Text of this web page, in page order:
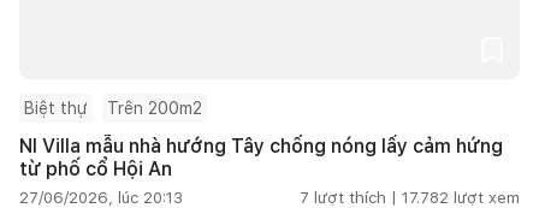
Biệt thự Trên 200m2
NI Villa mẫu nhà hướng Tây chống nóng lấy cảm hứng
từ phố cổ Hội An
27/06/2026, lúc 20:13 7 lượt thích | 17.782 lượt xem